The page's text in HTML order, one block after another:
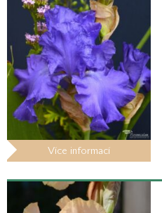
Více informací